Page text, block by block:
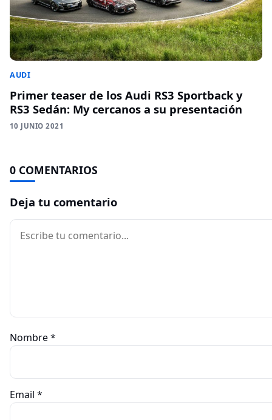
AUDI
Primer teaser de los Audi RS3 Sportback y
RS3 Sedán: My cercanos a su presentación
10 JUNIO 2021
0 COMENTARIOS
Deja tu comentario
Comentario
Nombre*
Email *